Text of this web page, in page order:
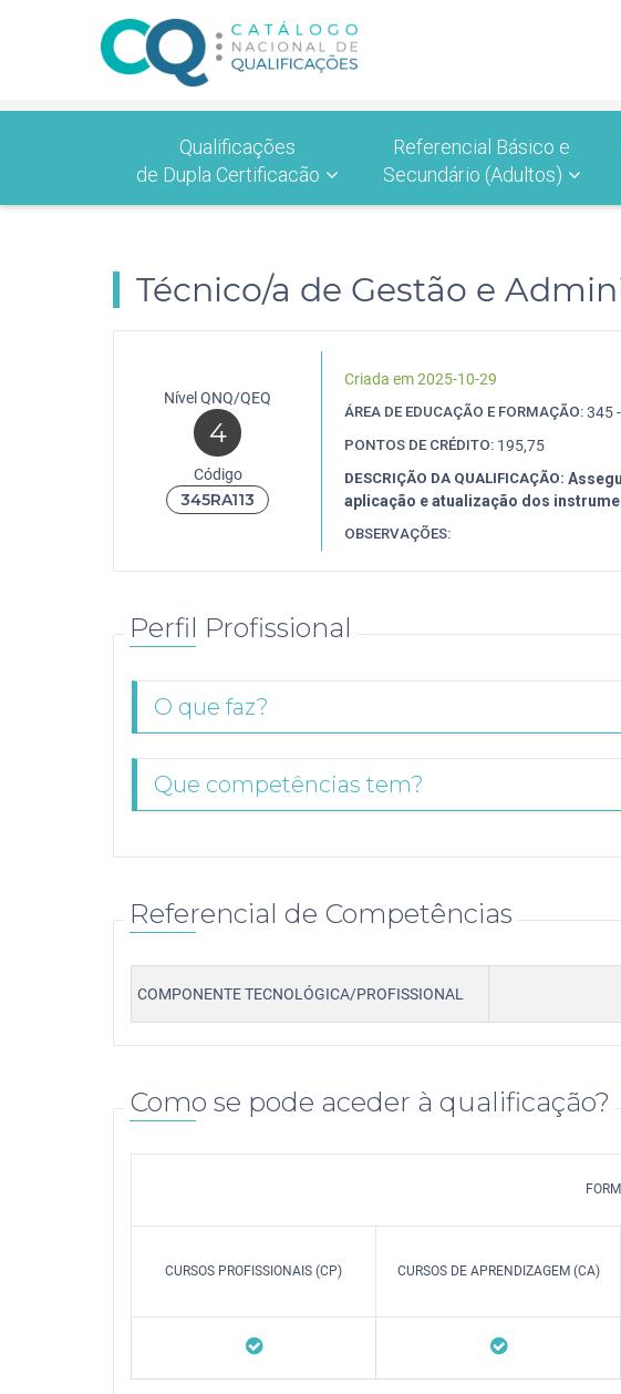
Qualificações
de Dupla Certificacão
Referencial Básico e
Secundário (Adultos)
Técnico/a de Gestão e
Nível QNQ/QEQ
4
Código
345RA113
Criada em 2025-10-29
ÁREA DE EDUCAÇÃO E FORMAÇÃO: 345
PONTOS DE CRÉDITO: 195,75
DESCRIÇÃO DA QUALIFICAÇÃO:
aplicação e atualização dos
OBSERVAÇÕES:
Perfil Profissional
O que faz?
Que competências tem?
Referencial de Competências
COMPONENTE TECNOLÓGICA/PROFISSIONAL
Como se pode aceder à qualificação?
CURSOS PROFISSIONAIS (CP) CURSOS DE APRENDIZAGEM (CA)